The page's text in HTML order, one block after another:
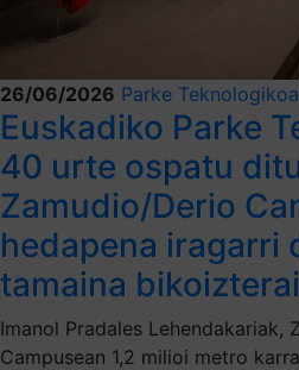
26/06/2026 Parke
Euskadiko Parke
40 urte ospatu
Zamudio/Derio
hedapena iragarri
tamaina
Imanol Pradales Lehendakariak,
Campusean 1,2 milioi metro